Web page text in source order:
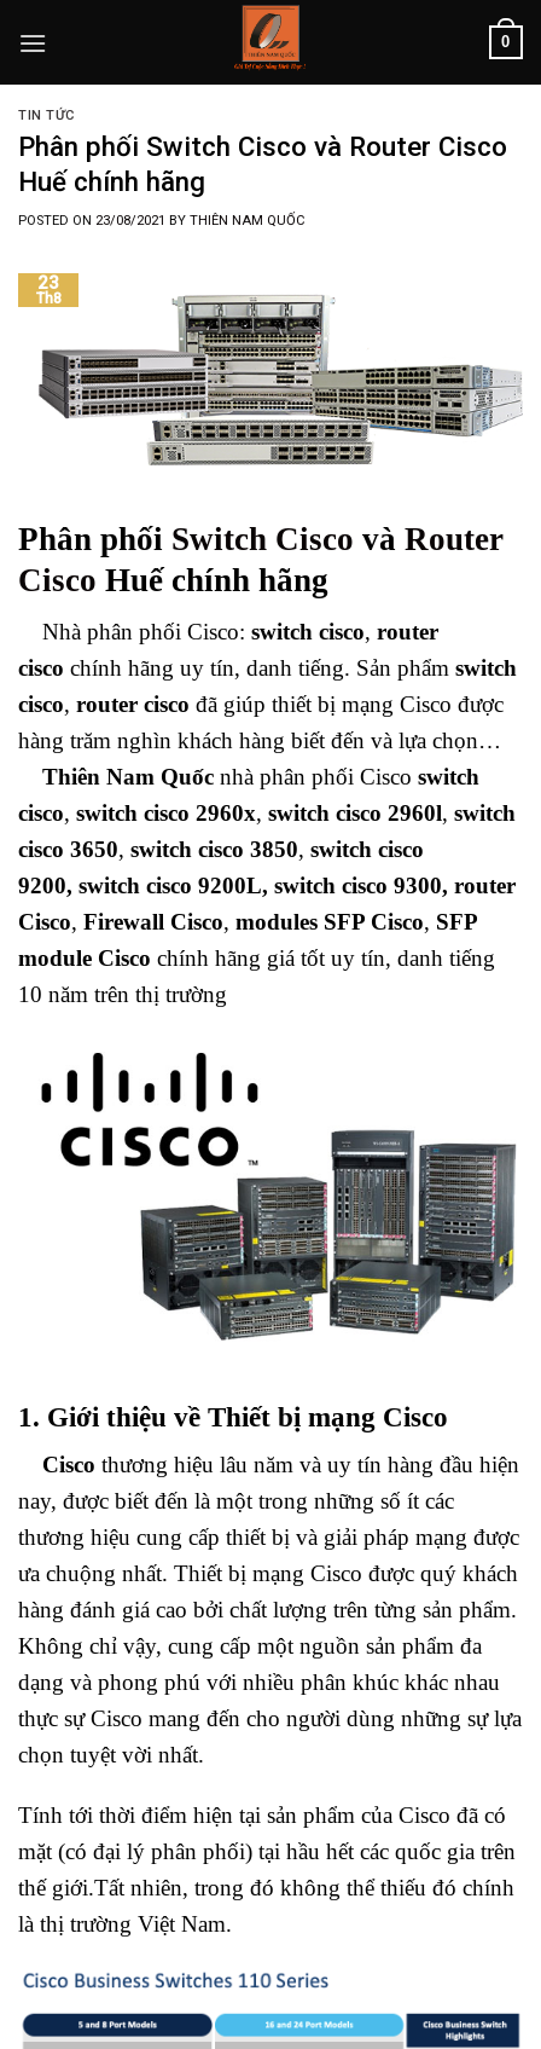
0
TIN TỨC
Phân phối Switch Cisco và Router Cisco
Huế chính hãng
POSTED ON 23/08/2021 BY THIÊN NAM QUỐC
23
Th8
Phân phối Switch Cisco và Router
Cisco Huế chính hãng
Nhà phân phối Cisco: switch cisco, router
cisco chính hãng uy tín, danh tiếng. Sản phẩm switch
cisco, router cisco đã giúp thiết bị mạng Cisco được
hàng trăm nghìn khách hàng biết đến và lựa chọn…
Thiên Nam Quốc nhà phân phối Cisco switch
cisco, switch cisco 2960x, switch cisco 2960l, switch
cisco 3650, switch cisco 3850, switch cisco
9200, switch cisco 9200L, switch cisco 9300, router
Cisco, Firewall Cisco, modules SFP Cisco, SFP
module Cisco chính hãng giá tốt uy tín, danh tiếng
10 năm trên thị trường
1. Giới thiệu về Thiết bị mạng Cisco
Cisco thương hiệu lâu năm và uy tín hàng đầu hiện
nay, được biết đến là một trong những số ít các
thương hiệu cung cấp thiết bị và giải pháp mạng được
ưa chuộng nhất. Thiết bị mạng Cisco được quý khách
hàng đánh giá cao bởi chất lượng trên từng sản phẩm.
Không chỉ vậy, cung cấp một nguồn sản phẩm đa
dạng và phong phú với nhiều phân khúc khác nhau
thực sự Cisco mang đến cho người dùng những sự lựa
chọn tuyệt vời nhất.
Tính tới thời điểm hiện tại sản phẩm của Cisco đã có
mặt (có đại lý phân phối) tại hầu hết các quốc gia trên
thế giới.Tất nhiên, trong đó không thể thiếu đó chính
là thị trường Việt Nam.